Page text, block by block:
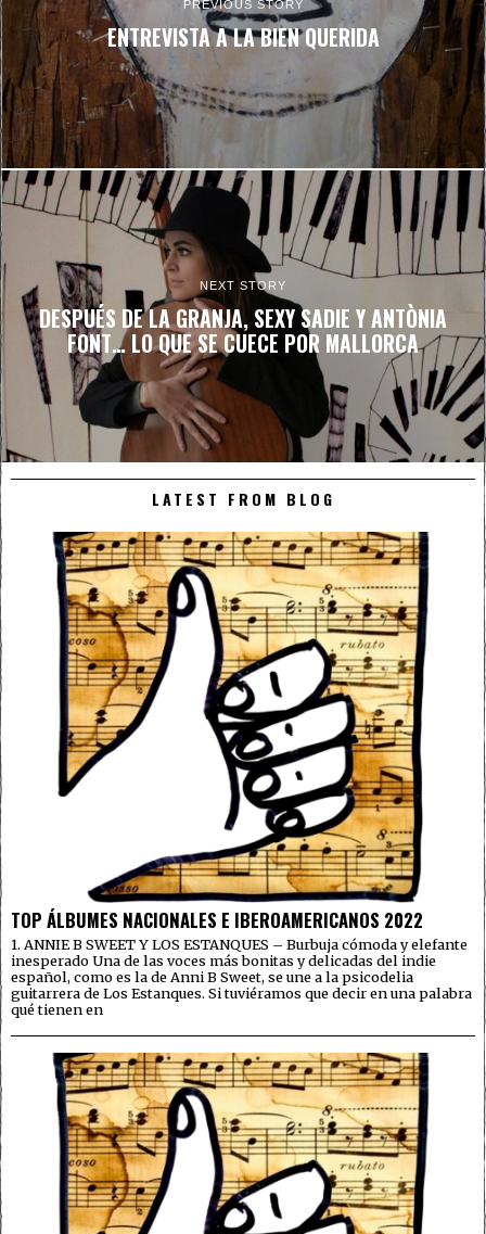
PREVIOUS STORY
ENTREVISTA A LA BIEN QUERIDA
NEXT STORY
DESPUÉS DE LA GRANJA, SEXY SADIE Y ANTÒNIA
FONT… LO QUE SE CUECE POR MALLORCA
LATEST FROM BLOG
TOP ÁLBUMES NACIONALES E IBEROAMERICANOS 2022
1. ANNIE B SWEET Y LOS ESTANQUES – Burbuja cómoda y elefante
inesperado Una de las voces más bonitas y delicadas del indie
español, como es la de Anni B Sweet, se une a la psicodelia
guitarrera de Los Estanques. Si tuviéramos que decir en una palabra
qué tienen en